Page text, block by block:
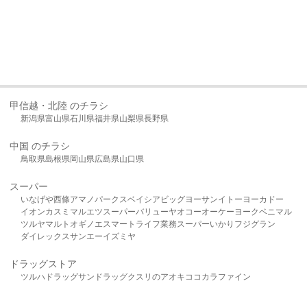
甲信越・北陸 のチラシ
新潟県富山県石川県福井県山梨県長野県
中国 のチラシ
鳥取県島根県岡山県広島県山口県
スーパー
いなげや西條アマノパークスベイシア ビッグヨーサンイトーヨーカドー
イオンカスミ マルエツスーパーバリューヤオコーオーケー ヨークベニマル
ツルヤマルト オギノ エスマート ライフ業務スーパーいかり フジグラン
ダイレックスサンエーイズミヤ
ドラッグストア
ツルハドラッグサンドラッグクスリのアオキ ココカラファイン